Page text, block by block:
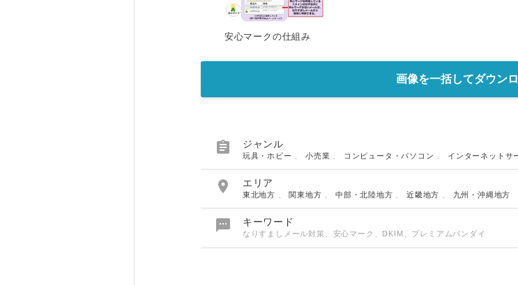
安心マークの仕組み
画像を一括してダウン
 ジャンル
玩具・ホビー 、小売業 コンピュータ・パソコン インターネットサ
 エリア
東北地方 、関東地方 、中部・北陸地方 、近畿地方 九州・沖縄地方
 キーワード
なりすましメール対策、安心マーク、DKIM、プレミアムバンダイ